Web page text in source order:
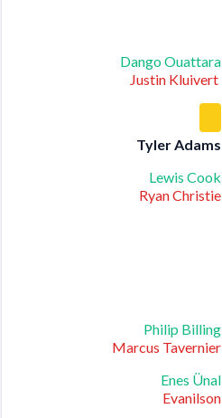
Dango Ouattara
Justin Kluivert
Tyler Adams
Lewis Cook
Ryan Christie
Philip Billing
Marcus Tavernier
Enes Ünal
Evanilson